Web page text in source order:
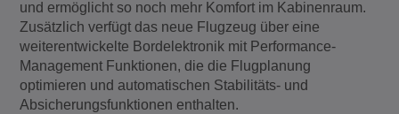
und ermöglicht so noch mehr Komfort im Kabinenraum.
Zusätzlich verfügt das neue Flugzeug über eine
weiterentwickelte Bordelektronik mit Performance-
Management Funktionen, die die Flugplanung
optimieren und automatischen Stabilitäts- und
Absicherungsfunktionen enthalten.